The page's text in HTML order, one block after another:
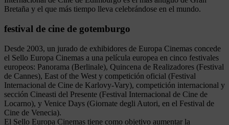
Bretaña y el que más tiempo lleva celebrándose en el mundo.
festival de cine de gotemburgo
Desde 2003, un jurado de exhibidores de Europa Cinemas concede
el Sello Europa Cinemas a una película europea en cinco festivales
europeos: Panorama (Berlinale), Quincena de Realizadores (Festival
de Cannes), East of the West y competición oficial (Festival
Internacional de Cine de Karlovy-Vary), competición internacional y
sección Cineasti del Presente (Festival Internacional de Cine de
Locarno), y Venice Days (Giornate degli Autori, en el Festival de
Cine de Venecia).
El Sello Europa Cinemas tiene como objetivo aumentar la